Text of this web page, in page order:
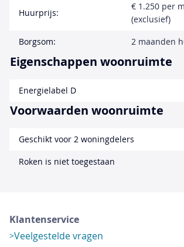
Huurprijs:
€ 1.250 per
(exclusief)
Borgsom:
2 maanden
Eigenschappen woonruimte
Energielabel D
Voorwaarden woonruimte
Geschikt voor 2 woningdelers
Roken is niet toegestaan
Klantenservice
Veelgestelde vragen